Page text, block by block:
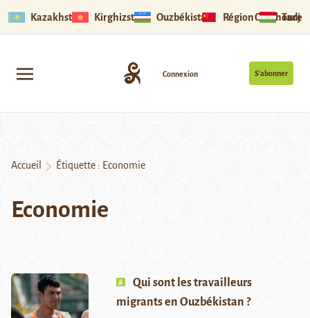
Kazakhstan Kirghizstan Ouzbékistan Région Ouïghoure
S’abonner
Connexion
Accueil Étiquette : Economie
Economie
Qui sont les travailleurs
migrants en Ouzbékistan ?